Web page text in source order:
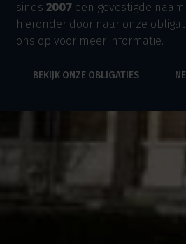
sinds 2007 een gevestigde
hieronder door naar onze
ons op voor meer informatie.
BEKIJK ONZE OBLIGATIES